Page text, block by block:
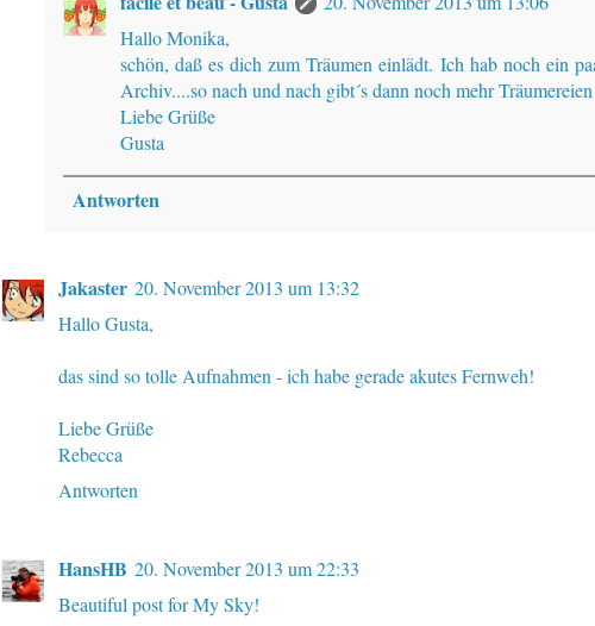
Hallo Monika,
schön, daß es dich zum Träumen einlädt. Ich hab noch ein
Archiv....so nach und nach gibt´s dann noch mehr
Liebe Grüße
Gusta
Antworten
Jakaster 20. November 2013 um 13:32
Hallo Gusta,
das sind so tolle Aufnahmen - ich habe gerade akutes Fernweh!
Liebe Grüße
Rebecca
Antworten
HansHB 20. November 2013 um 22:33
Beautiful post for My Sky!